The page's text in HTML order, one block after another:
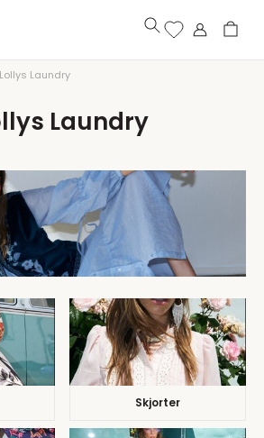
Lollys Laundry
Laundry
Skjorter